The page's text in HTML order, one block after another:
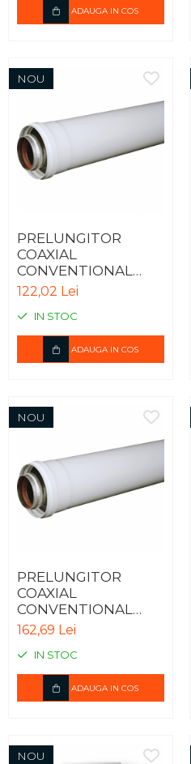
ADAUGA IN COS
NOU
PRELUNGITOR
COAXIAL
CONVENTIONAL
PENTRU CENTRALA
TERMICA - 0.5m
122,02 Lei
IN STOC
ADAUGA IN COS
NOU
PRELUNGITOR
COAXIAL
CONVENTIONAL
PENTRU CENTRALA
TERMICA - 1m
162,69 Lei
IN STOC
ADAUGA IN COS
NOU